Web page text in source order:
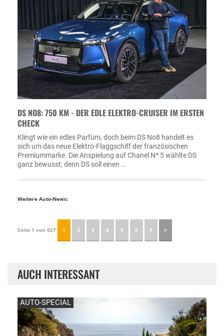
DS NO8: 750 KM - DER EDLE ELEKTRO-CRUISER IM ERSTEN
CHECK
Klingt wie ein edles Parfüm, doch beim DS No8 handelt es
sich um das neue Elektro-Flaggschiff der französischen
Premiummarke. Die Anspielung auf Chanel Nº 5 wählte DS
ganz bewusst; denn DS soll einen …
Weitere Auto-News:
Seite 1 von 627 1 2 3 4 5 6 7
AUCH INTERESSANT
AUTO-SPECIAL